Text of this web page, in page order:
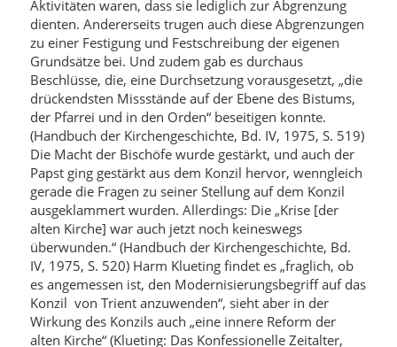
Aktivitäten waren, dass sie lediglich zur Abgrenzung
dienten. Andererseits trugen auch diese Abgrenzungen
zu einer Festigung und Festschreibung der eigenen
Grundsätze bei. Und zudem gab es durchaus
Beschlüsse, die, eine Durchsetzung vorausgesetzt, „die
drückendsten Missstände auf der Ebene des Bistums,
der Pfarrei und in den Orden“ beseitigen konnte.
(Handbuch der Kirchengeschichte, Bd. IV, 1975, S. 519)
Die Macht der Bischöfe wurde gestärkt, und auch der
Papst ging gestärkt aus dem Konzil hervor, wenngleich
gerade die Fragen zu seiner Stellung auf dem Konzil
ausgeklammert wurden. Allerdings: Die „Krise [der
alten Kirche] war auch jetzt noch keineswegs
überwunden.“ (Handbuch der Kirchengeschichte, Bd.
IV, 1975, S. 520) Harm Klueting findet es „fraglich, ob
es angemessen ist, den Modernisierungsbegriff auf das
Konzil von Trient anzuwenden“, sieht aber in der
Wirkung des Konzils auch „eine innere Reform der
alten Kirche“ (Klueting: Das Konfessionelle Zeitalter,